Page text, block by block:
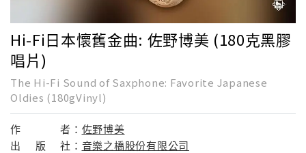
Hi-Fi日本懷舊金曲: 佐野博美 (180克黑膠
唱片)
The Hi-Fi Sound of Saxphone: Favorite Japanese
Oldies (180gVinyl)
作 者： 佐野博美
出
版 社： 音樂之橋股份有限公司